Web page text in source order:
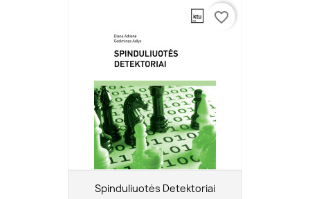
Spinduliuotės Detektoriai
favorite_border